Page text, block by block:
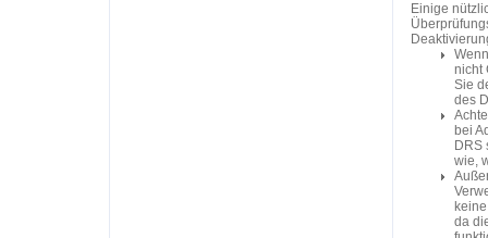
Einige
nicht
Sie
des
bei
DRS
wie,
da